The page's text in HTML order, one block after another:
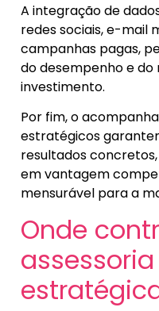
A integração de
redes sociais, e-mail
campanhas pagas,
do desempenho e
investimento.
Por fim, o
estratégicos
resultados
em vantagem
mensurável para a
Onde